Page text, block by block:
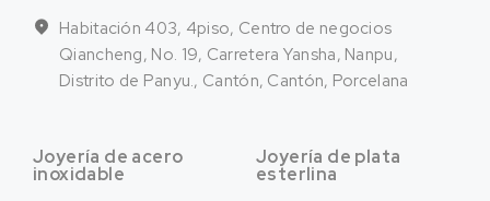
Habitación 403, 4piso, Centro de negocios
Qiancheng, No. 19, Carretera Yansha, Nanpu,
Distrito de Panyu., Cantón, Cantón, Porcelana
Joyería de acero
inoxidable
Joyería de plata
esterlina